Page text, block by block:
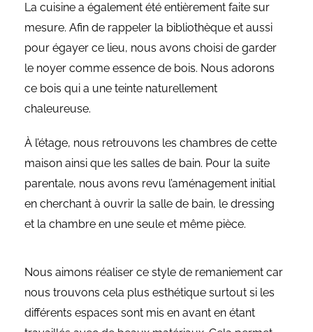
La cuisine a également été entièrement faite sur
mesure. Afin de rappeler la bibliothèque et aussi
pour égayer ce lieu, nous avons choisi de garder
le noyer comme essence de bois. Nous adorons
ce bois qui a une teinte naturellement
chaleureuse.
À l’étage, nous retrouvons les chambres de cette
maison ainsi que les salles de bain. Pour la suite
parentale, nous avons revu l’aménagement initial
en cherchant à ouvrir la salle de bain, le dressing
et la chambre en une seule et même pièce.
Nous aimons réaliser ce style de remaniement car
nous trouvons cela plus esthétique surtout si les
différents espaces sont mis en avant en étant